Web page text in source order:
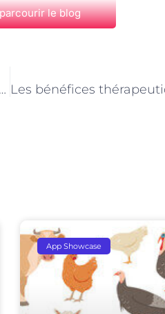
le blog
La garde d’animaux de compagnie à Paris : une activité flexible pour les étudiants
App Showcase